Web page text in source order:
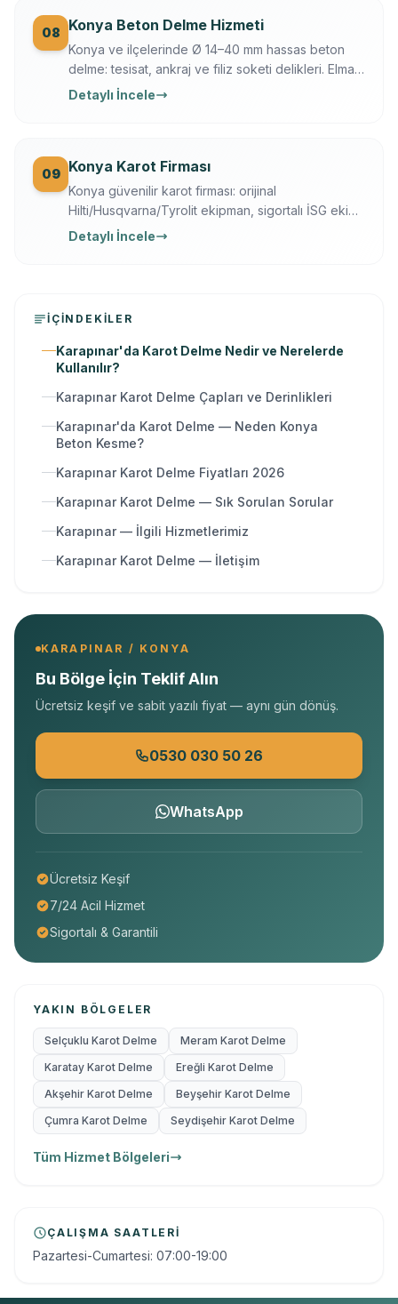
08 Konya Beton Delme Hizmeti
Konya ve ilçelerinde Ø 14–40 mm hassas beton
delme: tesisat, ankraj ve filiz soketi delikleri. Elmas
karot + darbeli teknik, Ferroscan ile donatı
Detaylı İncele
09 Konya Karot Firması
Konya güvenilir karot firması: orijinal
Hilti/Husqvarna/Tyrolit ekipman, sigortalı İSG ekip,
yazılı garanti, 7/24 ücretsiz keşif. Karot delme,
Detaylı İncele
İÇINDEKILER
Karapınar'da Karot Delme Nedir ve Nerelerde
Kullanılır?
Karapınar Karot Delme Çapları ve Derinlikleri
Karapınar'da Karot Delme — Neden Konya
Beton Kesme?
Karapınar Karot Delme Fiyatları 2026
Karapınar Karot Delme — Sık Sorulan Sorular
Karapınar — İlgili Hizmetlerimiz
Karapınar Karot Delme — İletişim
KARAPINAR / KONYA
Bu Bölge İçin Teklif Alın
Ücretsiz keşif ve sabit yazılı fiyat — aynı gün dönüş.
0530 030 50 26
WhatsApp
Ücretsiz Keşif
7/24 Acil Hizmet
Sigortalı & Garantili
YAKIN BÖLGELER
Selçuklu Karot Delme
Meram Karot Delme
Karatay Karot Delme
Ereğli Karot Delme
Akşehir Karot Delme
Beyşehir Karot Delme
Çumra Karot Delme
Seydişehir Karot Delme
Tüm Hizmet Bölgeleri
ÇALIŞMA SAATLERI
Pazartesi-Cumartesi: 07:00-19:00